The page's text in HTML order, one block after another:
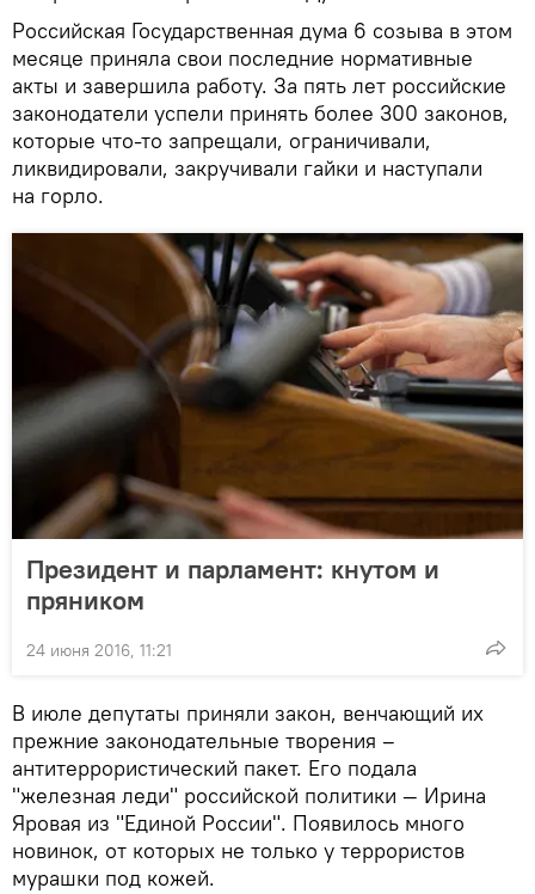
Российская Государственная дума 6 созыва в этом
месяце приняла свои последние нормативные
акты и завершила работу. За пять лет российские
законодатели успели принять более 300 законов,
которые что-то запрещали, ограничивали,
ликвидировали, закручивали гайки и наступали
на горло.
Президент и парламент: кнутом и
пряником
24 июня 2016, 11:21
В июле депутаты приняли закон, венчающий их
прежние законодательные творения –
антитеррористический пакет. Его подала
"железная леди" российской политики — Ирина
Яровая из "Единой России". Появилось много
новинок, от которых не только у террористов
мурашки под кожей.